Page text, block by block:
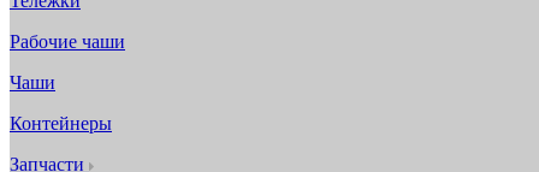
Рабочие чаши
Чаши
Контейнеры
Запчасти